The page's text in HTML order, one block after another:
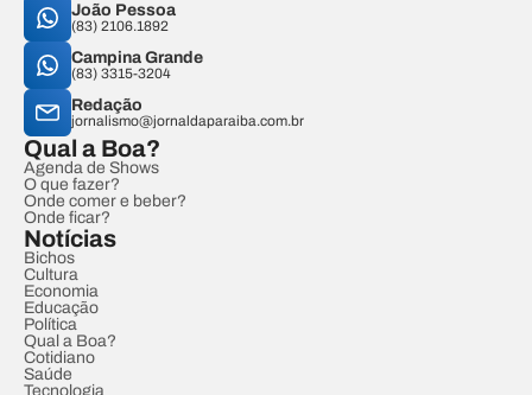
João Pessoa
(83) 2106.1892
Campina Grande
(83) 3315-3204
Redação
jornalismo@jornaldaparaiba.com.br
Qual a Boa?
Agenda de Shows
O que fazer?
Onde comer e beber?
Onde ficar?
Notícias
Bichos
Cultura
Economia
Educação
Política
Qual a Boa?
Cotidiano
Saúde
Tecnologia